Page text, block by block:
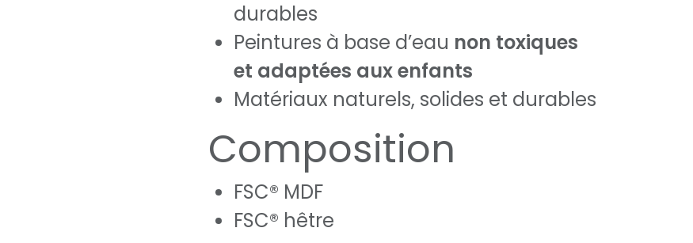
durables
Peintures à base d’eau non toxiques
et adaptées aux enfants
Matériaux naturels, solides et durables
Composition
FSC® MDF
FSC® hêtre